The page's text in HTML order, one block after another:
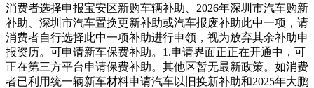
消费者选择申报宝安区新购车辆补助、2026年深圳市汽车购新
补助、深圳市汽车置换更新补助或汽车报废补助此中一项，请
消费者自行选择此中一项补助进行申领，视为放弃其余补助申
报资历。可申请新车保费补助。1.申请界面正正在开通中，可
正在第三方平台申请保费补助。其他区暂无最新政策。如消费
者已利用统一辆新车材料申请汽车以旧换新补助和2025年大鹏